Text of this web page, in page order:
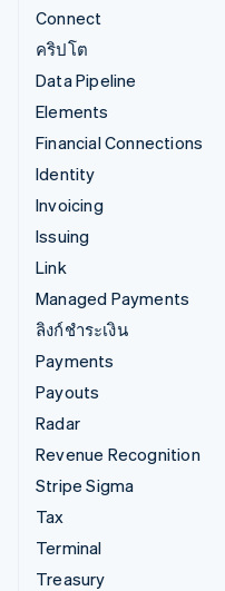
Connect
คริปโต
Data Pipeline
Elements
Financial Connections
Identity
Invoicing
Issuing
Link
Managed Payments
ลิงก์ชำระเงิน
Payments
Payouts
Radar
Revenue Recognition
Stripe Sigma
Tax
Terminal
Treasury